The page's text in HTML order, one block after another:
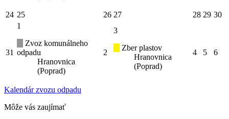
24 25 26 27 28 29 30
31
1
Zvoz komunálneho
odpadu
Hranovnica
(Poprad)
2
3
Zber plastov
Hranovnica
(Poprad)
4 5 6
Kalendár zvozu odpadu
Môže vás zaujímať